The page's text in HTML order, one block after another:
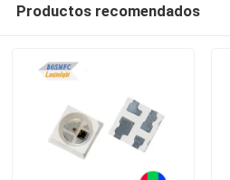
Productos recomendados